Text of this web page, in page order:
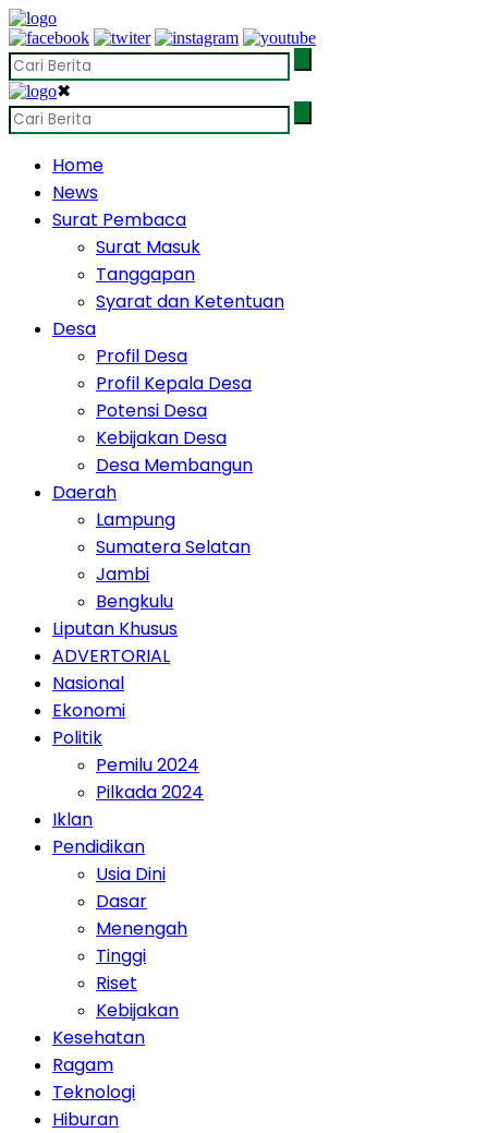
✖
Home
News
Surat Pembaca
Surat Masuk
Tanggapan
Syarat dan Ketentuan
Desa
Profil Desa
Profil Kepala Desa
Potensi Desa
Kebijakan Desa
Desa Membangun
Daerah
Lampung
Sumatera Selatan
Jambi
Bengkulu
Liputan Khusus
ADVERTORIAL
Nasional
Ekonomi
Politik
Pemilu 2024
Pilkada 2024
Iklan
Pendidikan
Usia Dini
Dasar
Menengah
Tinggi
Riset
Kebijakan
Kesehatan
Ragam
Teknologi
Hiburan